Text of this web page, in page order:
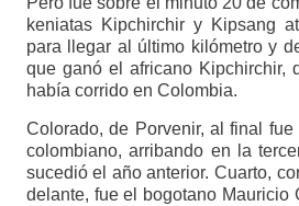
keniatas Kipchirchir y Kipsang
para llegar al último kilómetro y
que ganó el africano
había corrido en Colombia.
Colorado, de Porvenir, al final
colombiano, arribando en la
sucedió el año anterior. Cuarto,
delante, fue el bogotano Mauricio